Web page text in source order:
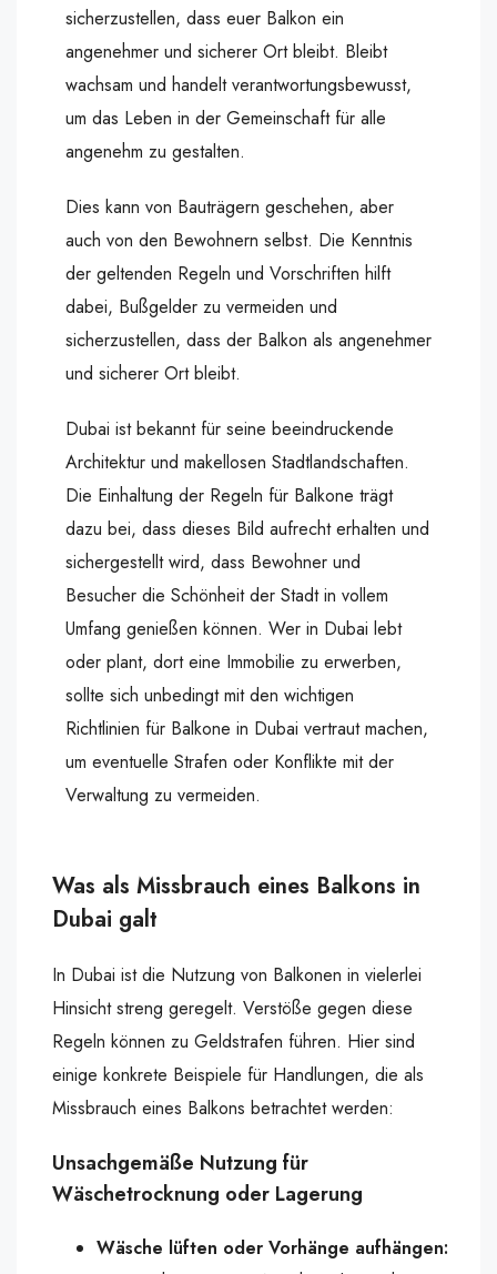
sicherzustellen, dass euer Balkon ein
angenehmer und sicherer Ort bleibt. Bleibt
wachsam und handelt verantwortungsbewusst,
um das Leben in der Gemeinschaft für alle
angenehm zu gestalten.
Dies kann von Bauträgern geschehen, aber
auch von den Bewohnern selbst. Die Kenntnis
der geltenden Regeln und Vorschriften hilft
dabei, Bußgelder zu vermeiden und
sicherzustellen, dass der Balkon als angenehmer
und sicherer Ort bleibt.
Dubai ist bekannt für seine beeindruckende
Architektur und makellosen Stadtlandschaften.
Die Einhaltung der Regeln für Balkone trägt
dazu bei, dass dieses Bild aufrecht erhalten und
sichergestellt wird, dass Bewohner und
Besucher die Schönheit der Stadt in vollem
Umfang genießen können. Wer in Dubai lebt
oder plant, dort eine Immobilie zu erwerben,
sollte sich unbedingt mit den wichtigen
Richtlinien für Balkone in Dubai vertraut machen,
um eventuelle Strafen oder Konflikte mit der
Verwaltung zu vermeiden.
Was als Missbrauch eines Balkons in
Dubai galt
In Dubai ist die Nutzung von Balkonen in vielerlei
Hinsicht streng geregelt. Verstöße gegen diese
Regeln können zu Geldstrafen führen. Hier sind
einige konkrete Beispiele für Handlungen, die als
Missbrauch eines Balkons betrachtet werden:
Unsachgemäße Nutzung für
Wäschetrocknung oder Lagerung
Wäsche lüften oder Vorhänge aufhängen: